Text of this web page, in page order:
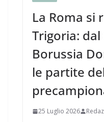
La Roma si
Trigoria: dal
Borussia
le partite
25 Luglio 2026